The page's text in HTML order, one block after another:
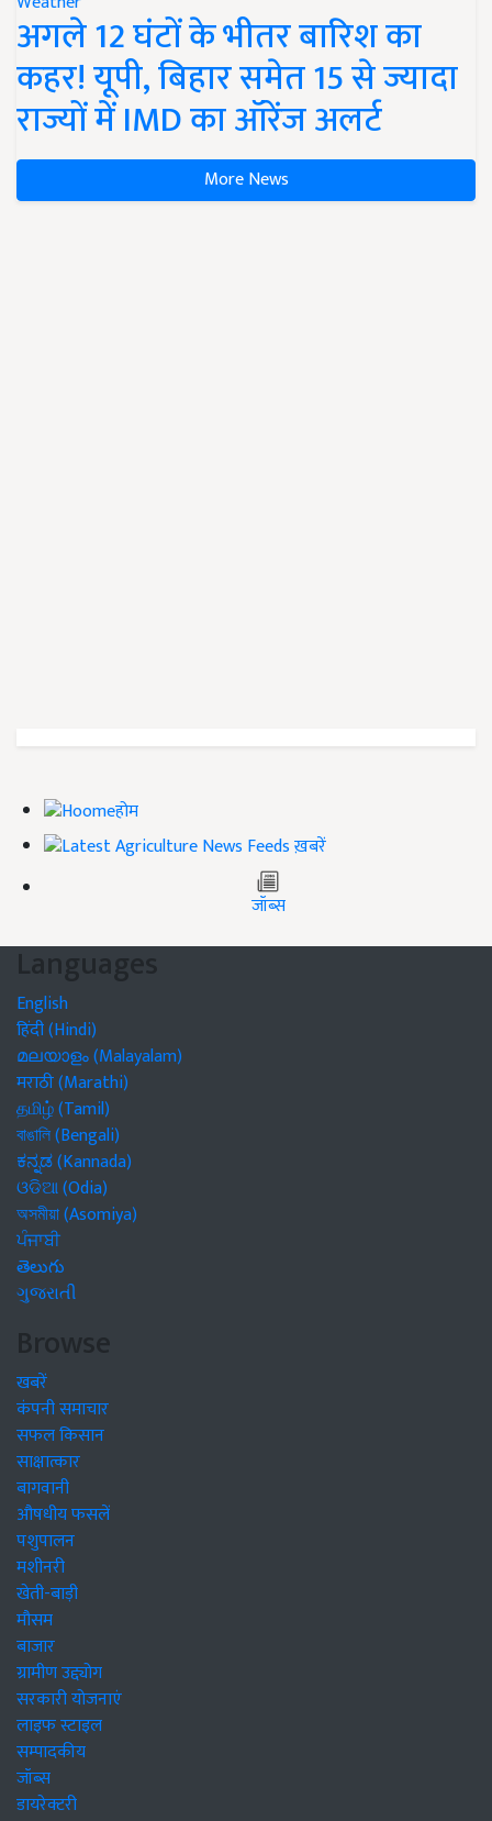
अगले 12 घंटों के भीतर बारिश का
कहर! यूपी, बिहार समेत 15 से ज्यादा
राज्यों में IMD का ऑरेंज अलर्ट
More News
होम
ख़बरें
जॉब्स
Languages
English
हिंदी (Hindi)
മലയാളം (Malayalam)
मराठी (Marathi)
தமிழ் (Tamil)
বাঙালি (Bengali)
ಕನ್ನಡ (Kannada)
ଓଡିଆ (Odia)
অসমীয়া (Asomiya)
ਪੰਜਾਬੀ
తెలుగు
ગુજરાતી
Browse
खबरें
कंपनी समाचार
सफल किसान
साक्षात्कार
बागवानी
औषधीय फसलें
पशुपालन
मशीनरी
खेती-बाड़ी
मौसम
बाजार
ग्रामीण उद्द्योग
सरकारी योजनाएं
लाइफ स्टाइल
सम्पादकीय
जॉब्स
डायरेक्टरी